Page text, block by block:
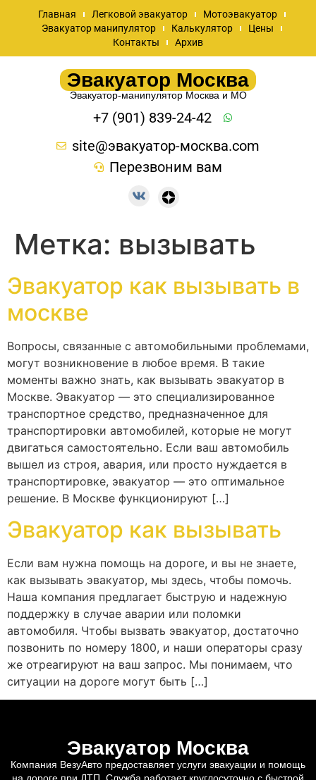
Главная Легковой эвакуатор
Мотоэвакуатор
Эвакуатор манипулятор
Калькулятор
Цены
Контакты
Архив
Эвакуатор Москва
Эвакуатор-манипулятор Москва и МО
+7 (901) 839-24-42
site@эвакуатор-москва.com
Перезвоним вам
Метка: вызывать
Эвакуатор как вызывать в
москве
Вопросы, связанные с автомобильными проблемами,
могут возникновение в любое время. В такие
моменты важно знать, как вызывать эвакуатор в
Москве. Эвакуатор — это специализированное
транспортное средство, предназначенное для
транспортировки автомобилей, которые не могут
двигаться самостоятельно. Если ваш автомобиль
вышел из строя, авария, или просто нуждается в
транспортировке, эвакуатор — это оптимальное
решение. В Москве функционируют […]
Эвакуатор как вызывать
Если вам нужна помощь на дороге, и вы не знаете,
как вызывать эвакуатор, мы здесь, чтобы помочь.
Наша компания предлагает быструю и надежную
поддержку в случае аварии или поломки
автомобиля. Чтобы вызвать эвакуатор, достаточно
позвонить по номеру 1800, и наши операторы сразу
же отреагируют на ваш запрос. Мы понимаем, что
ситуации на дороге могут быть […]
Эвакуатор Москва
Компания ВезуАвто предоставляет услуги эвакуации и помощь